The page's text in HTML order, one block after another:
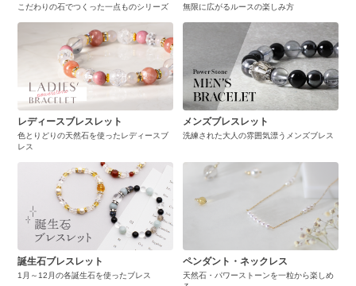
こだわりの石でつくった一点ものシリーズ 無限に広がるルースの楽しみ方
レディースブレスレット
色とりどりの天然石を使ったレディースブ
レス
メンズブレスレット
洗練された大人の雰囲気漂うメンズブレス
誕生石ブレスレット
1月～12月の各誕生石を使ったブレス
ペンダント・ネックレス
天然石・パワーストーンを一粒から楽しめ